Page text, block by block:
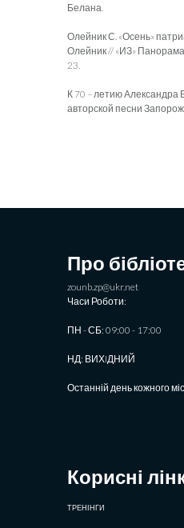
Белана.
Олейник С. «Осень»
Олейник // «ИЗ»
23.
К 70 – летию Александра
авторской песни
Про
zounb.zp@ukr.net
Часи Роботи:
ПН - СБ: 09:00 - 17:00
НД: ВИХIДНИЙ
Останній день кожного
Корисні
ТРЕНІНГИ